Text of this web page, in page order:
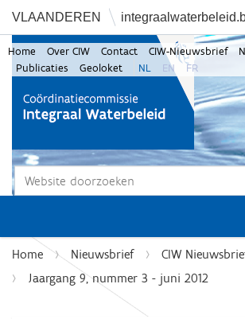
VLAANDEREN
Zoek
Home Over CIW Contact CIW-Nieuwsbrief
Publicaties
Geoloket NL EN FR
Home Nieuwsbrief
CIW
Jaargang 9, nummer 3 - juni 2012